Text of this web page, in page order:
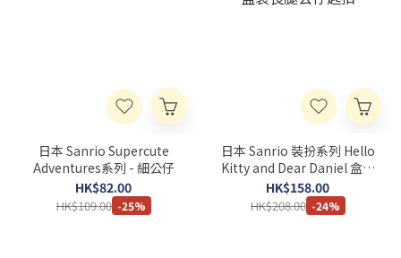
日本 Sanrio Supercute
Adventures系列 - 細公仔
HK$82.00
HK$109.00 -25%
日本 Sanrio 裝扮系列 Hello
Kitty and Dear Daniel 盒裝
長腿公仔匙扣
HK$158.00
HK$208.00 -24%